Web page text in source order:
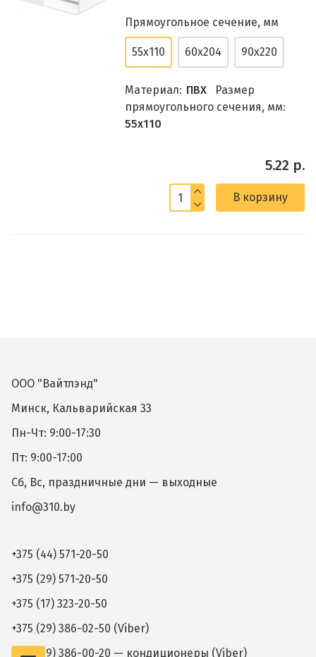
Прямоугольное сечение, мм
55x110 60x204 90x220
Материал: ПВХ
Размер
прямоугольного сечения, мм:
55x110
5.22 р.
В корзину
ООО "Вайтлэнд"
Минск, Кальварийская 33
Пн-Чт: 9:00-17:30
Пт: 9:00-17:00
Сб, Вс, праздничные дни — выходные
info@310.by
+375 (44) 571-20-50
+375 (29) 571-20-50
+375 (17) 323-20-50
+375 (29) 386-02-50 (Viber)
+375 (29) 386-00-20 — кондиционеры (Viber)